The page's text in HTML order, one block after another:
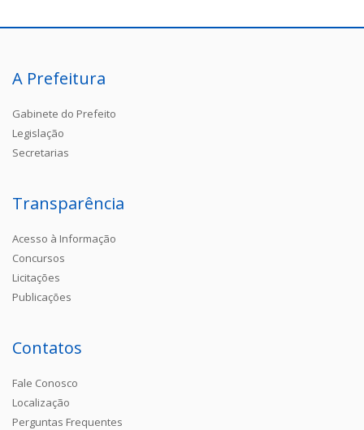
A Prefeitura
Gabinete do Prefeito
Legislação
Secretarias
Transparência
Acesso à Informação
Concursos
Licitações
Publicações
Contatos
Fale Conosco
Localização
Perguntas Frequentes